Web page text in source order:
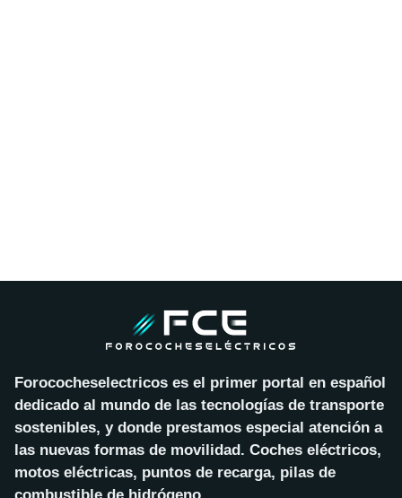
Forococheselectricos es el primer portal en español
dedicado al mundo de las tecnologías de transporte
sostenibles, y donde prestamos especial atención a
las nuevas formas de movilidad. Coches eléctricos,
motos eléctricas, puntos de recarga, pilas de
combustible de hidrógeno…